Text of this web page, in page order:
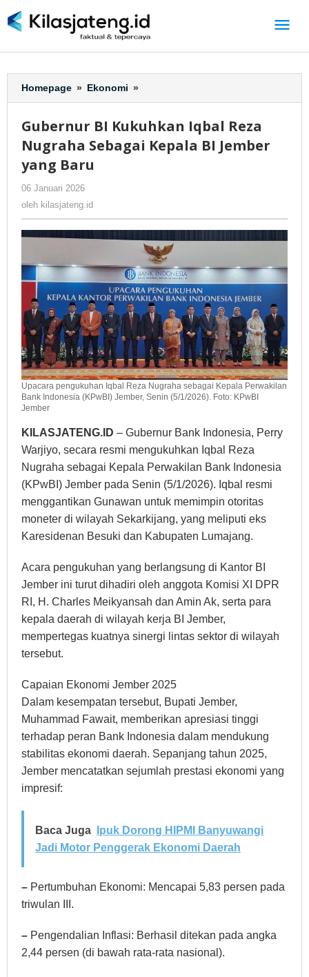
ke
Homepage » Ekonomi »
BI
Iqbal
Reza
Jember
yang
Baru
Gubernur BI Kukuhkan Iqbal Reza
Nugraha Sebagai Kepala BI Jember
yang Baru
06 Januari 2026
kilasjateng.id
oleh kilasjateng.id
Upacara pengukuhan Iqbal Reza Nugraha sebagai Kepala Perwakilan
Bank Indonesia (KPwBI) Jember, Senin (5/1/2026). Foto: KPwBI
Jember
KILASJATENG.ID – Gubernur Bank Indonesia, Perry
Warjiyo, secara resmi mengukuhkan Iqbal Reza
Nugraha sebagai Kepala Perwakilan Bank Indonesia
(KPwBI) Jember pada Senin (5/1/2026). Iqbal resmi
menggantikan Gunawan untuk memimpin otoritas
moneter di wilayah Sekarkijang, yang meliputi eks
Karesidenan Besuki dan Kabupaten Lumajang.
Acara pengukuhan yang berlangsung di Kantor BI
Jember ini turut dihadiri oleh anggota Komisi XI DPR
RI, H. Charles Meikyansah dan Amin Ak, serta para
kepala daerah di wilayah kerja BI Jember,
mempertegas kuatnya sinergi lintas sektor di wilayah
tersebut.
Capaian Ekonomi Jember 2025
Dalam kesempatan tersebut, Bupati Jember,
Muhammad Fawait, memberikan apresiasi tinggi
terhadap peran Bank Indonesia dalam mendukung
stabilitas ekonomi daerah. Sepanjang tahun 2025,
Jember mencatatkan sejumlah prestasi ekonomi yang
impresif:
Baca Juga
Ipuk Dorong HIPMI Banyuwangi
Jadi Motor Penggerak Ekonomi Daerah
– Pertumbuhan Ekonomi: Mencapai 5,83 persen pada
triwulan III.
– Pengendalian Inflasi: Berhasil ditekan pada angka
2,44 persen (di bawah rata-rata nasional).